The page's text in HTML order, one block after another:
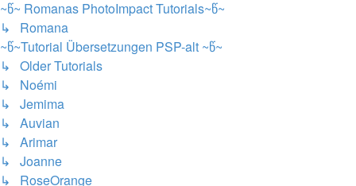
~წ~ Romanas PhotoImpact Tutorials~წ~
↳ Romana
~წ~Tutorial Übersetzungen PSP-alt ~წ~
↳ Older Tutorials
↳ Noémi
↳ Jemima
↳ Auvian
↳ Arimar
↳ Joanne
↳ RoseOrange